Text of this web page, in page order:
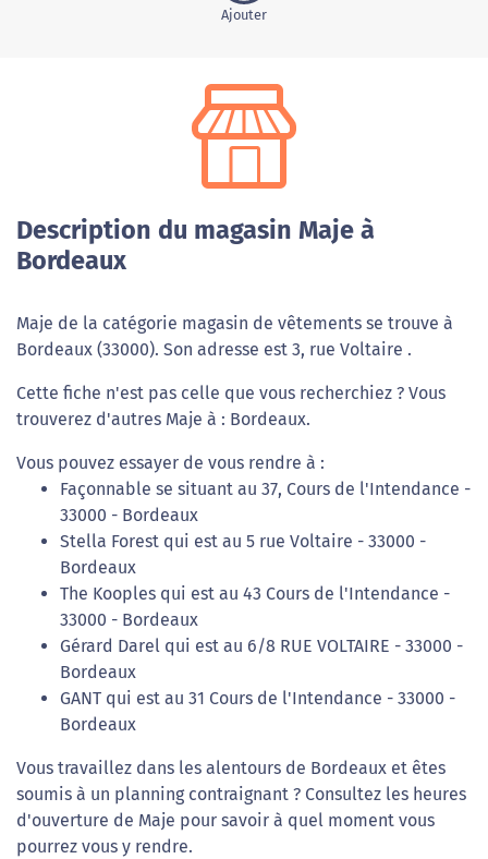
Ajouter
Description du magasin Maje à
Bordeaux
Maje de la catégorie magasin de vêtements se trouve à
Bordeaux (33000). Son adresse est 3, rue Voltaire .
Cette fiche n'est pas celle que vous recherchiez ? Vous
trouverez d'autres Maje à : Bordeaux.
Vous pouvez essayer de vous rendre à :
Façonnable se situant au 37, Cours de l'Intendance -
33000 - Bordeaux
Stella Forest qui est au 5 rue Voltaire - 33000 -
Bordeaux
The Kooples qui est au 43 Cours de l'Intendance -
33000 - Bordeaux
Gérard Darel qui est au 6/8 RUE VOLTAIRE - 33000 -
Bordeaux
GANT qui est au 31 Cours de l'Intendance - 33000 -
Bordeaux
Vous travaillez dans les alentours de Bordeaux et êtes
soumis à un planning contraignant ? Consultez les heures
d'ouverture de Maje pour savoir à quel moment vous
pourrez vous y rendre.